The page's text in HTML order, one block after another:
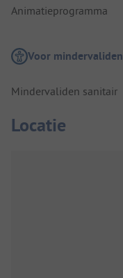
Animatieprogramma
Voor mindervaliden
Mindervaliden sanitair
Locatie